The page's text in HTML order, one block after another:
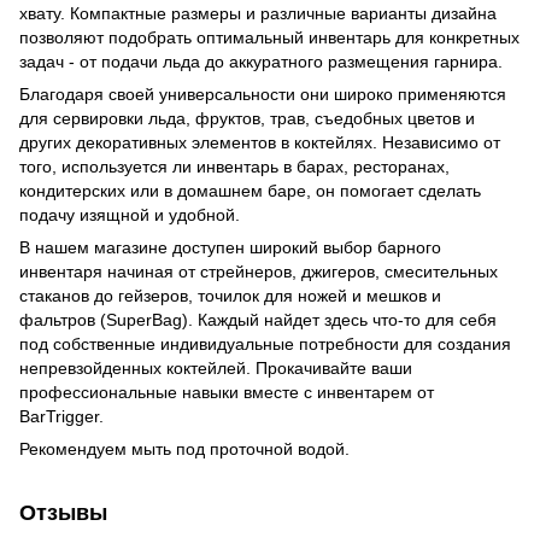
хвату. Компактные размеры и различные варианты дизайна
позволяют подобрать оптимальный инвентарь для конкретных
задач - от подачи льда до аккуратного размещения гарнира.
Благодаря своей универсальности они широко применяются
для сервировки льда, фруктов, трав, съедобных цветов и
других декоративных элементов в коктейлях. Независимо от
того, используется ли инвентарь в барах, ресторанах,
кондитерских или в домашнем баре, он помогает сделать
подачу изящной и удобной.
В нашем магазине доступен широкий выбор барного
инвентаря начиная от стрейнеров, джигеров, смесительных
стаканов до гейзеров, точилок для ножей и мешков и
фальтров (SuperBag). Каждый найдет здесь что-то для себя
под собственные индивидуальные потребности для создания
непревзойденных коктейлей. Прокачивайте ваши
профессиональные навыки вместе с инвентарем от
BarTrigger.
Рекомендуем мыть под проточной водой.
Отзывы